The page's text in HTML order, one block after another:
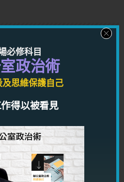
關於作者
龍震天
，擅長替客人分析感情問題，
材包括心理學，身體語言，行
巧，男女感情個案分析，感情
，改思改運等等。
必修科目
政治術
及思維保護自己
得以被看見